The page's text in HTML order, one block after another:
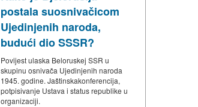
postala suosnivačicom
Ujedinjenih naroda,
budući dio SSSR?
Povijest ulaska Beloruskej SSR u
skupinu osnivača Ujedinjenih naroda
1945. godine. Jaštinskakonferencija,
potpisivanje Ustava i status republike u
organizaciji.